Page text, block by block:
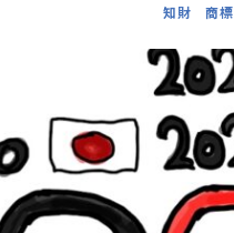
知財 商標